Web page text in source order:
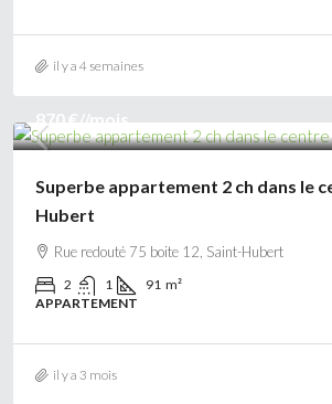
il y a 4 semaines
870 €//mois
Superbe appartement 2 ch dans le
Hubert
Rue redouté 75 boite 12, Saint-Hubert
2 1 91 m²
APPARTEMENT
il y a 3 mois